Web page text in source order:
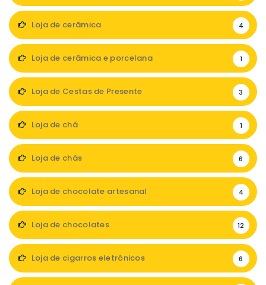
Loja de cerâmica 4
Loja de cerâmica e porcelana 1
Loja de Cestas de Presente 3
Loja de chá 1
Loja de chás 6
Loja de chocolate artesanal 4
Loja de chocolates 12
Loja de cigarros eletrónicos 6